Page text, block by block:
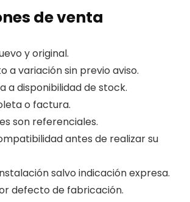
de venta
y original.
a variación sin previo aviso.
a disponibilidad de stock.
o factura.
son referenciales.
antes de realizar su
salvo indicación expresa.
defecto de fabricación.